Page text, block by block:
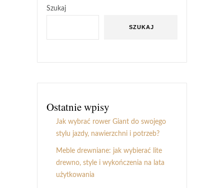
Szukaj
SZUKAJ
Ostatnie wpisy
Jak wybrać rower Giant do swojego
stylu jazdy, nawierzchni i potrzeb?
Meble drewniane: jak wybierać lite
drewno, style i wykończenia na lata
użytkowania